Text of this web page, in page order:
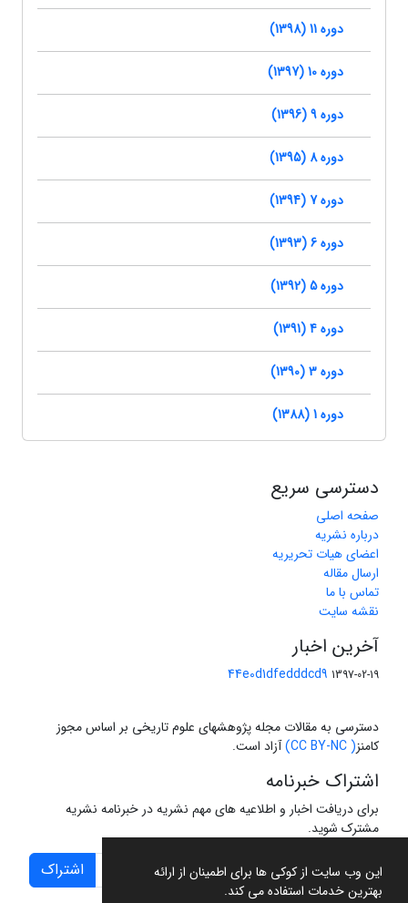
این وب سایت از کوکی ها برای اطمینان از ارائه
بهترین خدمات استفاده می کند.
دوره 11 (1398)
دوره 10 (1397)
دوره 9 (1396)
دوره 8 (1395)
دوره 7 (1394)
دوره 6 (1393)
دوره 5 (1392)
دوره 4 (1391)
دوره 3 (1390)
دوره 1 (1388)
دسترسی سریع
صفحه اصلی
درباره نشریه
اعضای هیات تحریریه
ارسال مقاله
تماس با ما
نقشه سایت
آخرین اخبار
44e0d1dfedddcd9 1397-02-19
دسترسی به مقالات مجله پژوهشهای علوم تاریخی بر اساس مجوز
کامنز( CC BY-NC) آزاد است.
اشتراک خبرنامه
برای دریافت اخبار و اطلاعیه های مهم نشریه در خبرنامه نشریه
مشترک شوید.
اشتراک